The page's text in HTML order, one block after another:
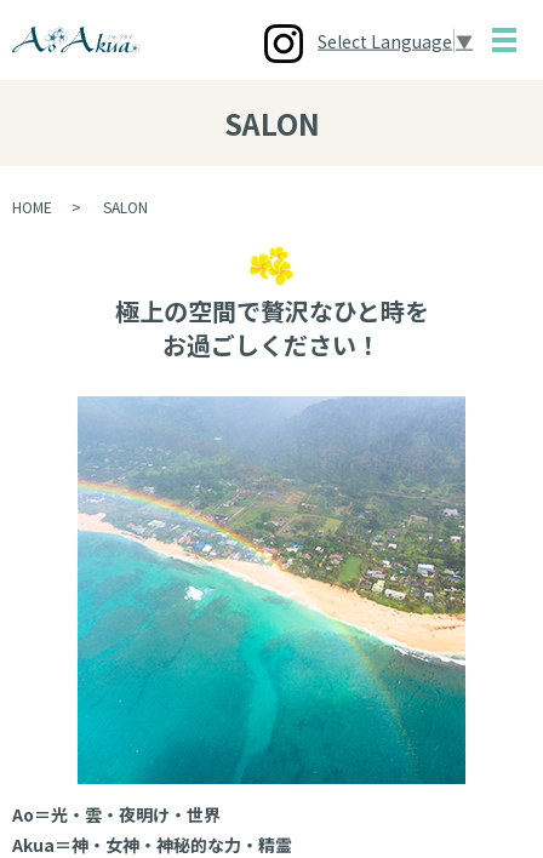
メ
Select Language ▼
SALON
HOME SALON
極上の空間で贅沢なひと時を
お過ごしください！
Ao＝光・雲・夜明け・世界
Akua＝神・女神・神秘的な力・精霊